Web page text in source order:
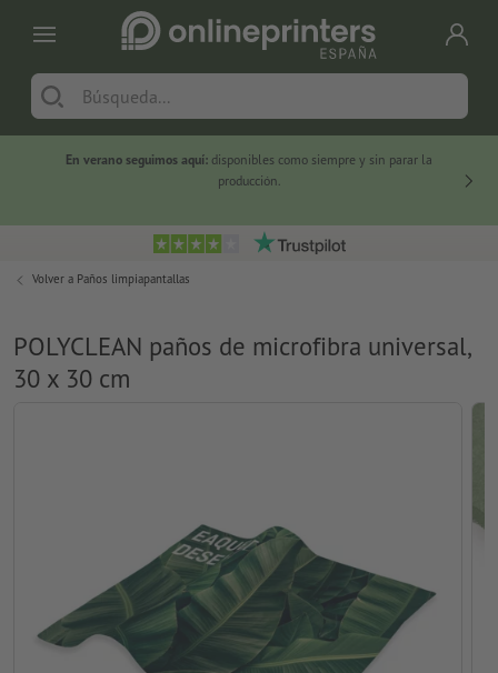
En verano seguimos aquí: disponibles como siempre y sin parar la
producción.
Volver a Paños limpiapantallas
POLYCLEAN paños de microfibra universal,
30 x 30 cm